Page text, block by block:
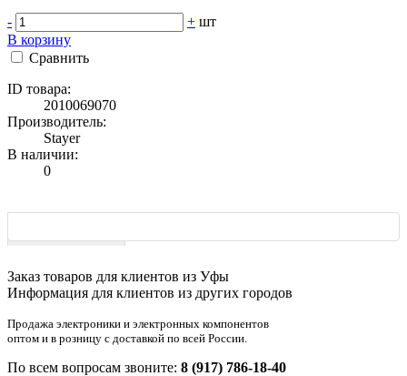
- + шт
В корзину
Сравнить
ID товара:
2010069070
Производитель:
Stayer
В наличии:
0
Заказ товаров для клиентов из Уфы
Информация для клиентов из других городов
Продажа электроники и электронных компонентов
оптом и в розницу с доставкой по всей России.
По всем вопросам звоните: 8 (917) 786-18-40